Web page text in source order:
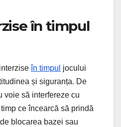
în timpul
în timpul jocului
și siguranța. De
voie să interfereze cu
ce încearcă să prindă
blocarea bazei sau